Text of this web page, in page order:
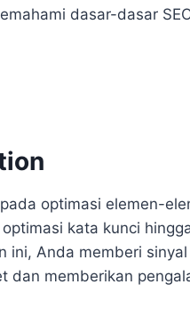
dasar-dasar
optimasi elemen-
kata kunci
ini, Anda memberi
dan memberikan